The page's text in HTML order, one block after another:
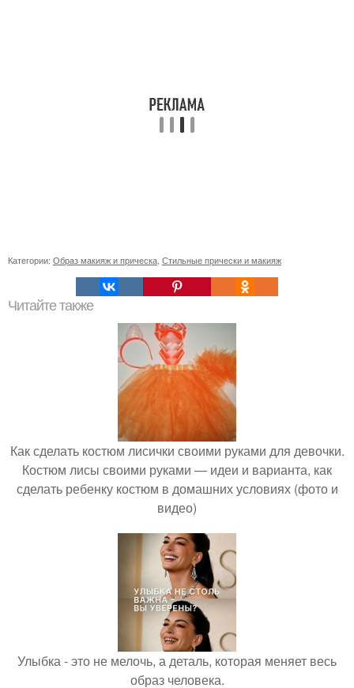
Категории: Образ макияж и прическа Стильные прически и макияж
Читайте также
Как сделать костюм лисички своими руками для девочки.
Костюм лисы своими руками — идеи и варианта, как
сделать ребенку костюм в домашних условиях (фото и
видео)
Улыбка - это не мелочь, а деталь, которая меняет весь
образ человека.